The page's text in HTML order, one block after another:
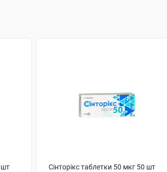
шт Сінторікс таблетки 50 мкг 50 шт